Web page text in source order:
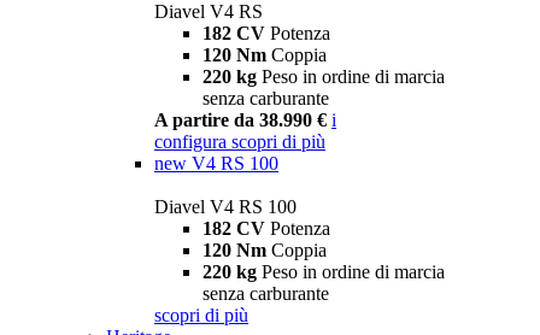
Diavel V4 RS
182 CV Potenza
120 Nm Coppia
220 kg Peso in ordine di marcia
senza carburante
A partire da 38.990 € i
configura scopri di più
new V4 RS 100
Diavel V4 RS 100
182 CV Potenza
120 Nm Coppia
220 kg Peso in ordine di marcia
senza carburante
scopri di più